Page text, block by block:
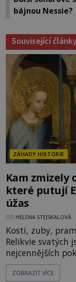
bájnou Nessie?
Související
ZÁHADY HISTORIE
Kam zmizely
které putují
úžas
OD HELENA STEJSKALOVÁ
Kosti, zuby,
Relikvie svatých
nejcennějších
mají pečlivě
záhady, krádeže
ZOBRAZIT VÍCE